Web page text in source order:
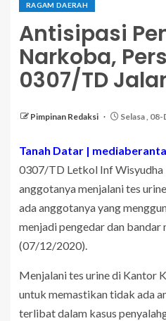
RAGAM DAERAH
Antisipasi
Narkoba,
0307/TD
Pimpinan Redaksi Selasa ,
Tanah Datar |
0307/TD Letkol Inf Wisyudha
anggotanya menjalani tes
ada anggotanya yang
menjadi pengedar dan bandar
(07/12/2020).
Menjalani tes urine di Kantor
untuk memastikan tidak ada
terlibat dalam kasus